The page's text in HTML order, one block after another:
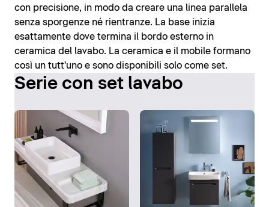
con precisione, in modo da creare una linea parallela
senza sporgenze né rientranze. La base inizia
esattamente dove termina il bordo esterno in
ceramica del lavabo. La ceramica e il mobile formano
così un tutt'uno e sono disponibili solo come set.
Serie con set lavabo